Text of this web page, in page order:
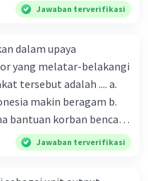
Jawaban terverifikasi
dalam upaya
yang melatar-belakangi
tersebut adalah .... a.
makin beragam b.
bantuan korban bencana
kebencanaan
d. masyarakat
Jawaban terverifikasi